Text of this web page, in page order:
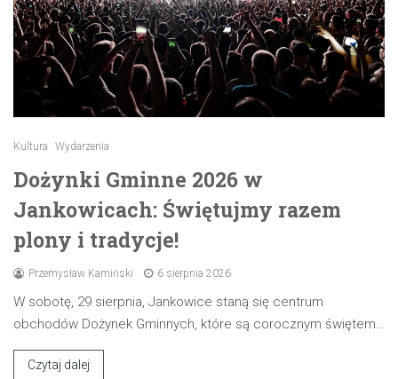
Kultura Wydarzenia
Dożynki Gminne 2026 w
Jankowicach: Świętujmy razem
plony i tradycje!
Przemysław Kamiński 6 sierpnia 2026
W sobotę, 29 sierpnia, Jankowice staną się centrum
obchodów Dożynek Gminnych, które są corocznym świętem…
Czytaj dalej